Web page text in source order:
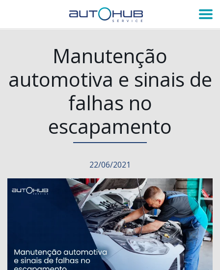
Manutenção
automotiva e sinais de
falhas no
escapamento
22/06/2021